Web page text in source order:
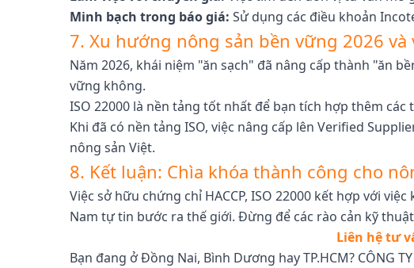
Minh bạch trong báo giá: Sử dụng các điều khoản
7. Xu hướng nông sản bền vững 2026 và
Năm 2026, khái niệm "ăn sạch" đã nâng cấp thành "ăn
vững không.
ISO 22000 là nền tảng tốt nhất để bạn tích hợp thêm
Khi đã có nền tảng ISO, việc nâng cấp lên Verified
nông sản Việt.
8. Kết luận: Chìa khóa thành công cho
Việc sở hữu chứng chỉ HACCP, ISO 22000 kết hợp với
Nam tự tin bước ra thế giới. Đừng để các rào cản kỹ
Liên hệ tư
Bạn đang ở Đồng Nai, Bình Dương hay TP.HCM? CÔNG